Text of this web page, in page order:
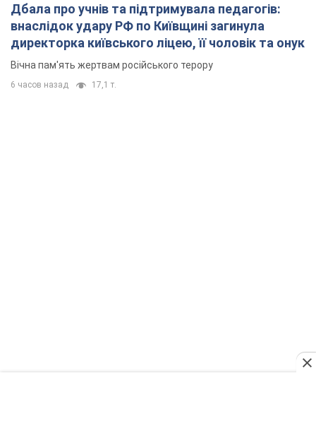
Дбала про учнів та підтримувала педагогів:
внаслідок удару РФ по Київщині загинула
директорка київського ліцею, її чоловік та онук
Вічна пам'ять жертвам російського терору
6 часов назад 17,1 т.